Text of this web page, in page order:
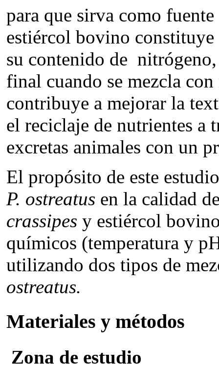
para que sirva como
estiércol bovino
su contenido de
final cuando se mezcla
contribuye a mejorar la
el reciclaje de nutrientes a
excretas animales con un
El propósito de este
P. ostreatus en la calidad
crassipes y estiércol
químicos (temperatura y
utilizando dos tipos de
ostreatus.
Materiales y métodos
Zona de estudio